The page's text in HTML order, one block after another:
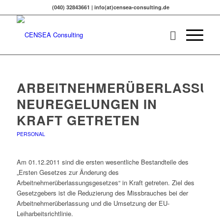
(040) 32843661 | info(at)censea-consulting.de
NEUREGELUNGEN IN
KRAFT GETRETEN
PERSONAL
Am 01.12.2011 sind die ersten wesentliche Bestandteile des
„Ersten Gesetzes zur Änderung des
Arbeitnehmerüberlassungsgesetzes“ in Kraft getreten. Ziel des
Gesetzgebers ist die Reduzierung des Missbrauches bei der
Arbeitnehmerüberlassung und die Umsetzung der EU-
Leiharbeitsrichtlinie.